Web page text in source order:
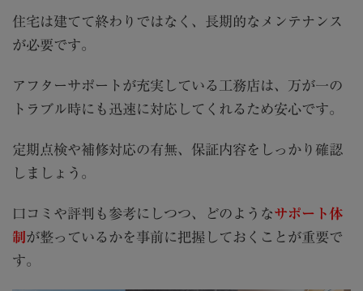
住宅は建てて終わりではなく、長期的なメンテナンス
が必要です。
アフターサポートが充実している工務店は、万が一の
トラブル時にも迅速に対応してくれるため安心です。
定期点検や補修対応の有無、保証内容をしっかり確認
しましょう。
口コミや評判も参考にしつつ、どのようなサポート体
制 が整っているかを事前に把握しておくことが重要で
す。